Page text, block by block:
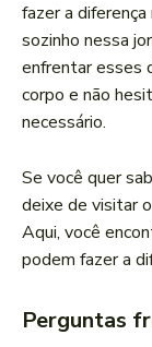
fazer a
sozinho nessa
enfrentar esses
corpo e não
necessário.
Se você quer
deixe de visitar
Aqui, você
podem fazer a
Perguntas